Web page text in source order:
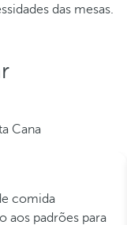
das mesas.
Cana
comida
aos padrões para